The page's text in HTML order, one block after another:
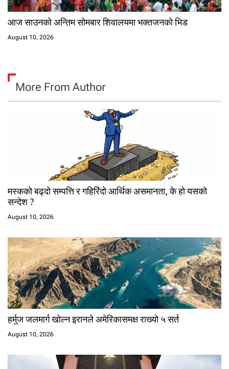
आज साउनको अन्तिम सोमबार शिवालयमा भक्तजनको भिड
August 10, 2026
More From Author
मस्कको बढ्दो सम्पत्ति र गहिरिंदो आर्थिक असमानता, के हो यसको
सन्देश ?
August 10, 2026
हर्मुज जलमार्ग खोल्न इरानले अमेरिकासमक्ष राख्यो ५ सर्त
August 10, 2026